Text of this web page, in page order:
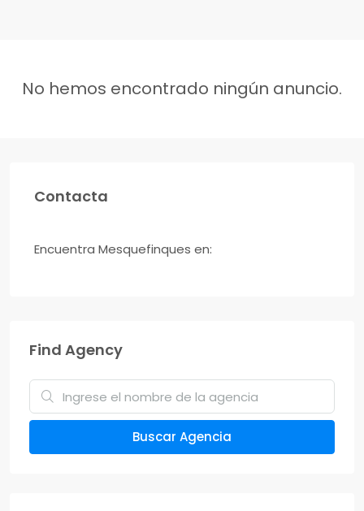
No hemos encontrado ningún anuncio.
Contacta
Encuentra Mesquefinques en:
Find Agency
Buscar Agencia